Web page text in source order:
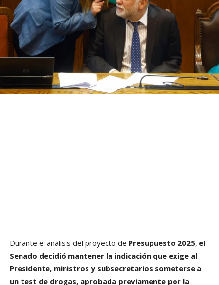
Durante el análisis del proyecto de Presupuesto 2025, el
Senado decidió mantener la indicación que exige al
Presidente, ministros y subsecretarios someterse a
un test de drogas, aprobada previamente por la